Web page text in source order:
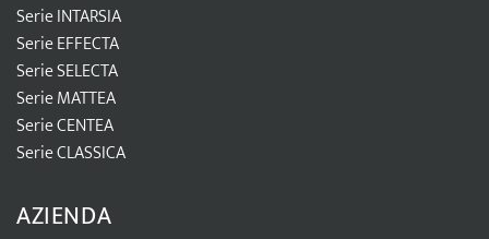
Serie INTARSIA
Serie EFFECTA
Serie SELECTA
Serie MATTEA
Serie CENTEA
Serie CLASSICA
AZIENDA